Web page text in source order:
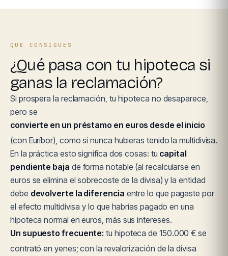
QUÉ CONSIGUES
¿Qué pasa con tu hipoteca si
ganas la reclamación?
Si prospera la reclamación, tu hipoteca no desaparece,
pero se
convierte en un préstamo en euros desde el inicio
(con Euríbor), como si nunca hubieras tenido la multidivisa.
En la práctica esto significa dos cosas: tu capital
pendiente baja de forma notable (al recalcularse en
euros se elimina el sobrecoste de la divisa) y la entidad
debe devolverte la diferencia entre lo que pagaste por
el efecto multidivisa y lo que habrías pagado en una
hipoteca normal en euros, más sus intereses.
Un supuesto frecuente: tu hipoteca de 150.000 € se
contrató en yenes; con la revalorización de la divisa